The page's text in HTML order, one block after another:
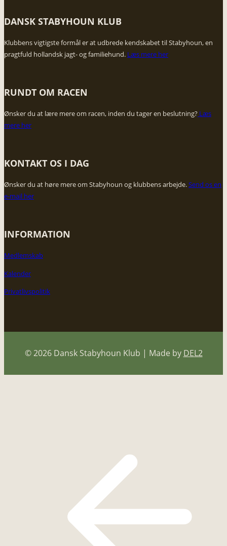
DANSK STABYHOUN KLUB
​Klubbens vigtigste formål er at udbrede kendskabet til Stabyhoun, en
pragtfuld hollandsk jagt- og familiehund. Læs mere her
RUNDT OM RACEN
Ønsker du at lære mere om racen, inden du tager en beslutning? ​Læs
mere her
KONTAKT OS I DAG​
Ønsker du at høre mere om Stabyhoun og klubbens arbejde. ​Send os en
e-mail her
INFORMATION
Medlemskab
Kalender
Privatlivspolitik
© 2026 Dansk Stabyhoun Klub | Made by DEL2